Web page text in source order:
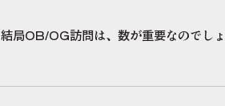
結局OB/OG訪問は、数が重要なのでし